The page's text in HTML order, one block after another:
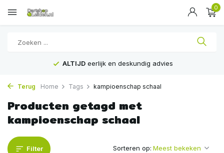
0
ALTIJD eerlijk en deskundig advies
Terug Home Tags kampioenschap schaal
Producten getagd met
kampioenschap schaal
Filter Sorteren op: